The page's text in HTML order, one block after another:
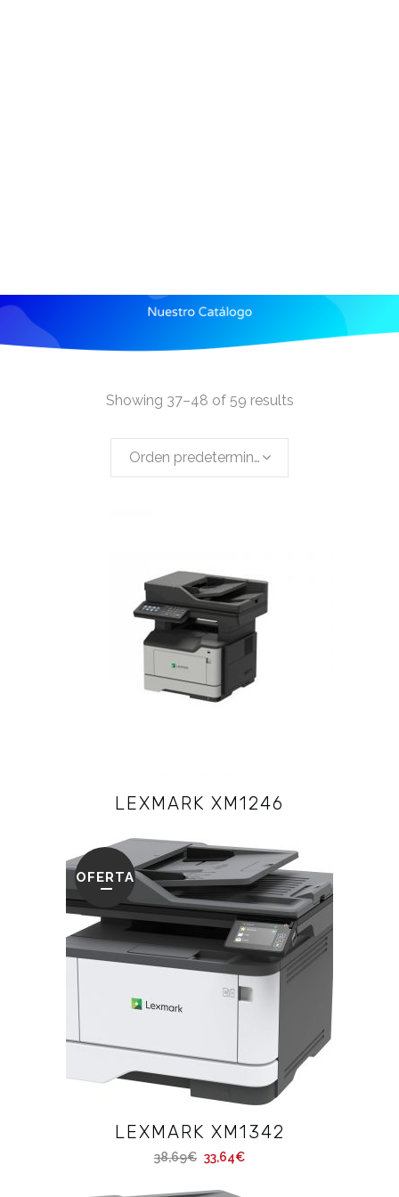
Showing 37–48 of 59 results
Orden predeterminado
LEXMARK XM1246
OFERTA
LEXMARK XM1342
38,69€ 33,64€